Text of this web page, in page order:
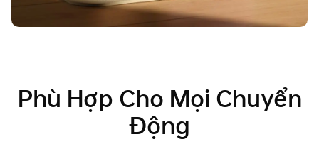
Phù Hợp Cho Mọi Chuyển
Động